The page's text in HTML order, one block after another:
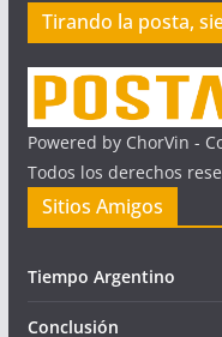
Tirando la posta,
Powered by ChorVin -
Todos los derechos
Sitios Amigos
Tiempo Argentino
Conclusión